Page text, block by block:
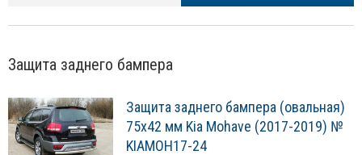
Защита заднего бампера
Защита заднего бампера (овальная)
75х42 мм Kia Mohave (2017-2019) №
KIAMOH17-24